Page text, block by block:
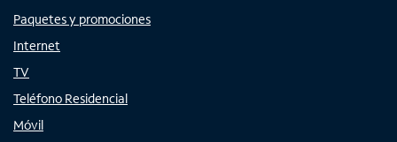
Paquetes y promociones
Internet
TV
Teléfono Residencial
Móvil